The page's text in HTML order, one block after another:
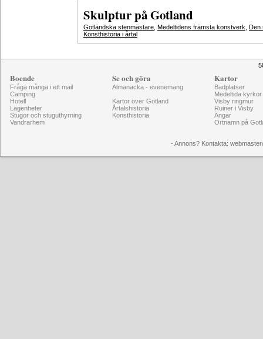
Skulptur på Gotland
Gotländska stenmästare Medeltidens främsta konstverk Den
Konsthistoria i årtal
Boende
Fråga många i ett mail
Camping
Hotell
Lägenheter
Stugor och stuguthyrning
Vandrarhem
Se och göra
Almanacka - evenemang
Kartor över Gotland
Årtalshistoria
Konsthistoria
Kartor
Badplatser
Medeltida kyrkor
Visby ringmur
Ruiner i Visby
Ängar
Ortnamn på
- Annons? Kontakta: